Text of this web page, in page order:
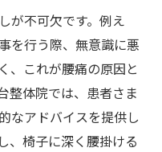
が不可欠です。例え
を行う際、無意識に悪
、これが腰痛の原因と
整体院では、患者さま
なアドバイスを提供し
、椅子に深く腰掛ける